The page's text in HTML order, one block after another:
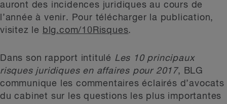
auront des incidences juridiques au cours de
l’année à venir. Pour télécharger la publication,
visitez le
blg.com/10Risques.
Dans son rapport intitulé Les 10 principaux
risques juridiques en affaires pour 2017, BLG
communique les commentaires éclairés d’avocats
du cabinet sur les questions les plus importantes